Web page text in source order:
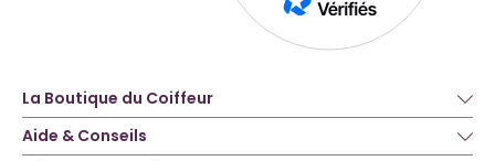
La Boutique du Coiffeur
Aide & Conseils